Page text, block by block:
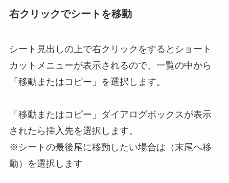
右クリックでシートを移動
シート見出しの上で右クリックをするとショート
カットメニューが表示されるので、一覧の中から
「移動またはコピー」を選択します。
「移動またはコピー」ダイアログボックスが表示
されたら挿入先を選択します。
※シートの最後尾に移動したい場合は（末尾へ移
動）を選択します